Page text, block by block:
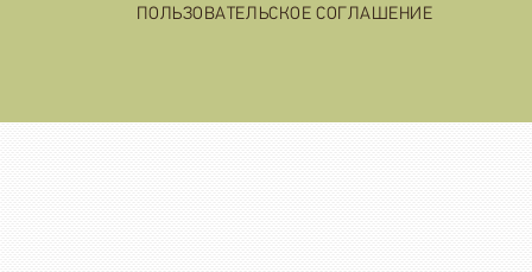
ПОЛЬЗОВАТЕЛЬСКОЕ СОГЛАШЕНИЕ